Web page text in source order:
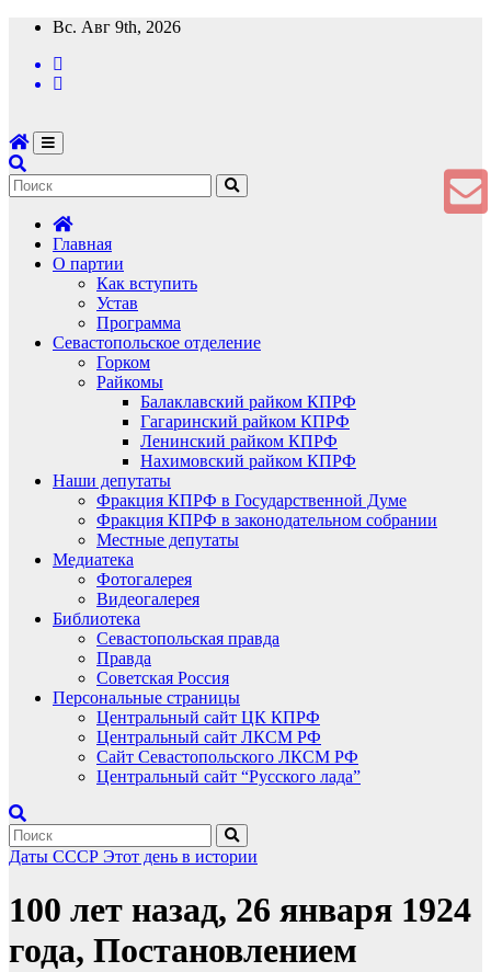
Перейти
содержимому
Вс. Авг 9th, 2026
Главная
О партии
Как вступить
Устав
Программа
Севастопольское отделение
Горком
Райкомы
Балаклавский райком КПРФ
Гагаринский райком КПРФ
Ленинский райком КПРФ
Нахимовский райком КПРФ
Наши депутаты
Фракция КПРФ в Государственной Думе
Фракция КПРФ в законодательном собрании
Местные депутаты
Медиатека
Фотогалерея
Видеогалерея
Библиотека
Севастопольская правда
Правда
Советская Россия
Персональные страницы
Центральный сайт ЦК КПРФ
Центральный сайт ЛКСМ РФ
Сайт Севастопольского ЛКСМ РФ
Центральный сайт “Русского лада”
Даты СССР Этот день в истории
100 лет назад, 26 января 1924
года, Постановлением